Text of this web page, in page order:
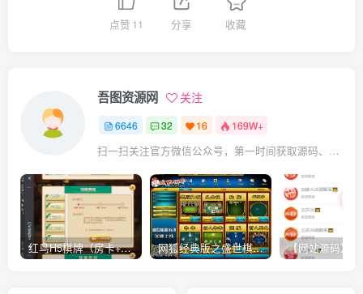
点赞 11 分享 收藏
吾图资源网 关注
6646 32 16 169W+
扫一扫关注官方微信公众号，第一时间获取源码、网赚项目资源教程，自媒体等知识干货，让互联网创业赚钱更简单。
红鸟H5棋牌（房卡+金币）全套双模式游戏源码 网狐经典版之盛世棋牌完整游戏源码（包含文档、架设教程、网站、源代码等）